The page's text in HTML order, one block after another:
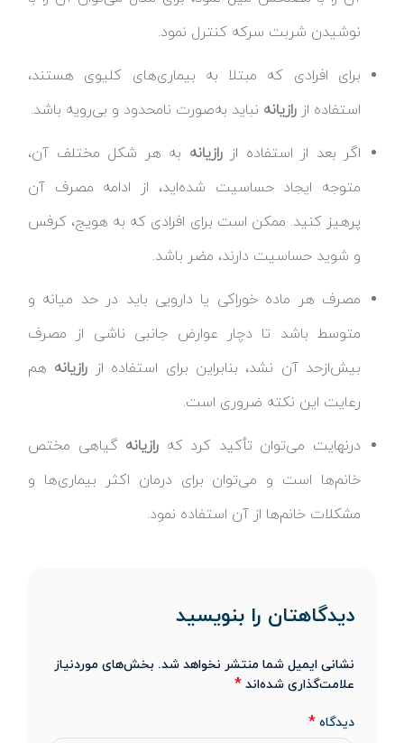
نوشیدن شربت سرکه کنترل نمود.
برای افرادی که مبتلا به بیماری‌های کلیوی هستند،
استفاده از رازیانه نباید به‌صورت نامحدود و بی‌رویه باشد.
اگر بعد از استفاده ازرازیانه به هر شکل مختلف آن،
متوجه ایجاد حساسیت شده‌اید، از ادامه مصرف آن
پرهیز کنید. ممکن است برای افرادی که به هویج، کرفس
و شوید حساسیت دارند، مضر باشد.
مصرف هر ماده خوراکی یا دارویی باید در حد میانه و
متوسط باشد تا دچار عوارض جانبی ناشی از مصرف
بیش‌ازحد آن نشد، بنابراین برای استفاده از رازیانه هم
رعایت این نکته ضروری است.
درنهایت می‌توان تأکید کرد که رازیانه گیاهی مختص
خانم‌ها است و می‌توان برای درمان اکثر بیماری‌ها و
مشکلات خانم‌ها از آن استفاده نمود.
دیدگاهتان را بنویسید
نشانی ایمیل شما منتشر نخواهد شد. بخش‌های موردنیاز
علامت‌گذاری شده‌اند *
دیدگاه *